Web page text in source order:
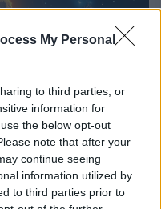
My Personal
to third parties, or
information for
the below opt-out
note that after your
continue seeing
information utilized by
to third parties prior to
profundă